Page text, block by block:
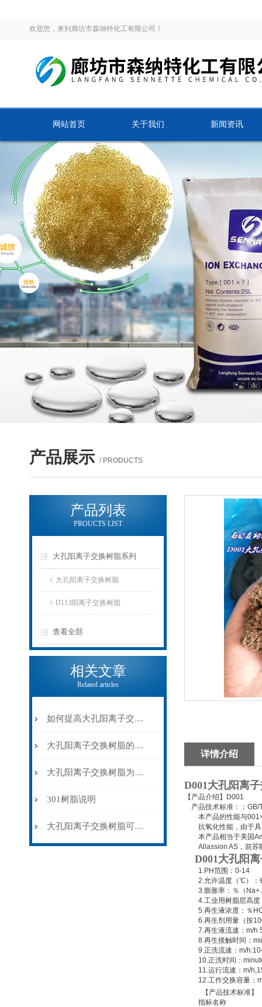
欢迎您，来到廊坊市森纳特化工有限公司！
网站首页 关于我们 新闻资讯
产品展示 / PRODUCTS
产品列表
PROUCTS LIST
大孔阳离子交换树脂系列
大孔阳离子交换树脂
D113阳离子交换树脂
查看全部
相关文章
Related articles
如何提高大孔阳离子交换树脂的吸附效率？
大孔阳离子交换树脂的再生质量该如何提高呢？
大孔阳离子交换树脂为何会变黑？该如何预防？
301树脂说明
大孔阳离子交换树脂可预防水垢和腐蚀问题
详情介绍
D001大孔阳离
【产品介绍】D001
产品技术标准：：
本产品的性能与001×7
抗氧化性能，由于具
本产品相当于美国
Allassion AS，前苏联
D001大孔阳
1.PH范围：0-14
2.允许温度（℃）：
3.膨胀率：％（
4.工业用树脂层高度
5.再生液浓度：％
6.再生剂用量（按
7.再生液流速：m/h
8.再生接触时间：
9.正洗流速：m/
10.正洗时间：
11.运行流速：m/
12.工作交换容量：
【产品技术标准】
指标名称